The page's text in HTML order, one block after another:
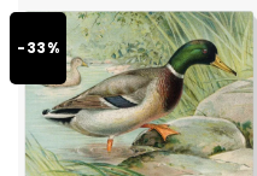
-33%